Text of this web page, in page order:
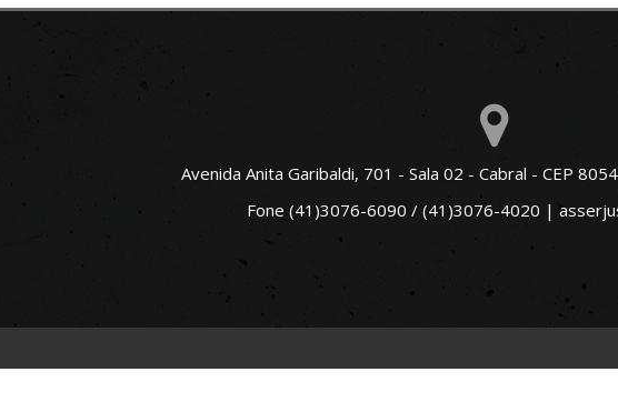
Avenida Anita Garibaldi, 701 - Sala 02 - Cabral - CEP
Fone (41)3076-6090 / (41)3076-4020 |